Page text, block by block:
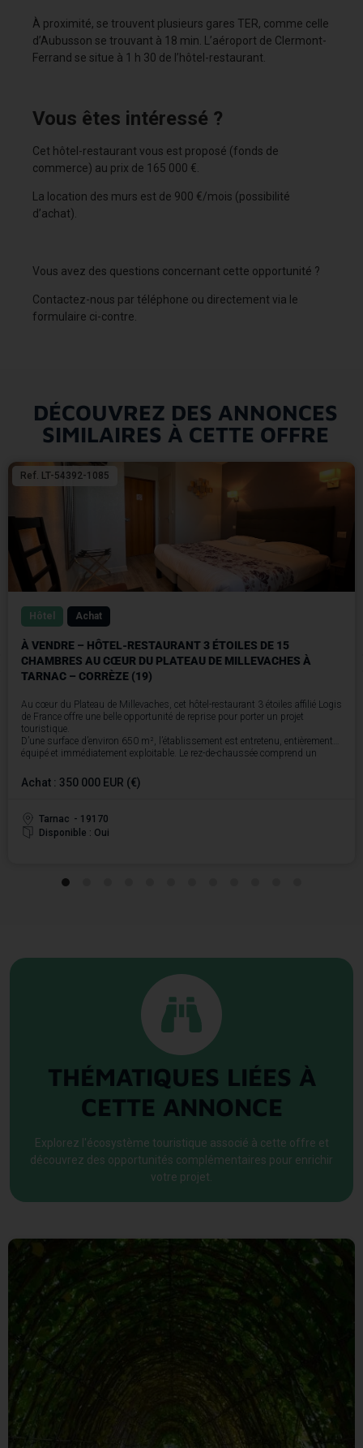
À proximité, se trouvent plusieurs gares TER, comme celle
d’Aubusson se trouvant à 18 min. L’aéroport de Clermont-
Ferrand se situe à 1 h 30 de l’hôtel-restaurant.
Vous êtes intéressé ?
Cet hôtel-restaurant vous est proposé (fonds de
commerce) au prix de 165 000 €.
La location des murs est de 900 €/mois (possibilité
d’achat).
Vous avez des questions concernant cette opportunité ?
Contactez-nous par téléphone ou directement via le
formulaire ci-contre.
DÉCOUVREZ DES ANNONCES
SIMILAIRES À CETTE OFFRE
Ref. LT-54392-1085
Hôtel Achat
À VENDRE – HÔTEL-RESTAURANT 3 ÉTOILES DE 15
CHAMBRES AU CŒUR DU PLATEAU DE MILLEVACHES À
TARNAC – CORRÈZE (19)
Au cœur du Plateau de Millevaches, cet hôtel-restaurant 3 étoiles affilié Logis
de France offre une belle opportunité de reprise pour porter un projet
touristique.
D’une surface d’environ 650 m², l’établissement est entretenu, entièrement
équipé et immédiatement exploitable. Le rez-de-chaussée comprend un
espaces, pouvant accueillir jusqu’à 70 couverts, un salon-bar, une salle de
petits-déjeuners ainsi qu’une cuisine professionnelle complète : chambres
piano de cuisson.
L’hôtel propose 15 chambres réparties sur deux étages, dont 13 récemment
rénovées, ainsi qu’un appartement de fonction adapté à une vie de famille.
du jour. Sans salarié à reprendre, l’établissement présente un potentiel de
Achat : 350 000 EUR (€)
Tarnac - 19170
Disponible : Oui
THÉMATIQUES LIÉES À
CETTE ANNONCE
Explorez l'écosystème touristique associé à cette offre et
découvrez des opportunités complémentaires pour enrichir
votre projet.